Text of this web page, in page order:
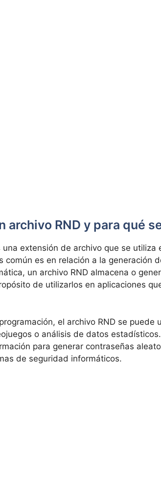
archivo RND y para qué
una extensión de archivo que se
común es en relación a la generación
un archivo RND almacena o
de utilizarlos en aplicaciones
el archivo RND se puede
o análisis de datos
para generar contraseñas
de seguridad informáticos.